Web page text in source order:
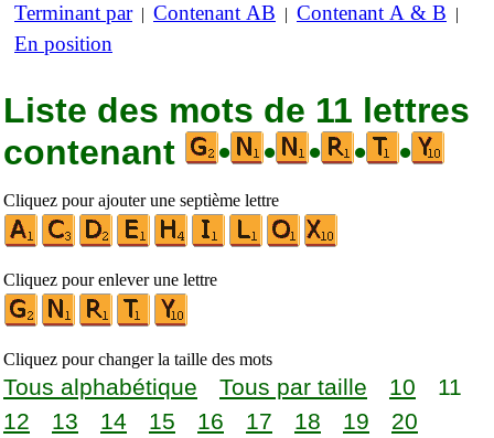
Terminant par| Contenant AB | Contenant A & B |
En position
Liste des mots de 11 lettres
contenant
• • • • •
Cliquez pour ajouter une septième lettre
Cliquez pour enlever une lettre
Cliquez pour changer la taille des mots
Tous alphabétique Tous par taille 10
11
12
13 14 15 16 17 18 19 20